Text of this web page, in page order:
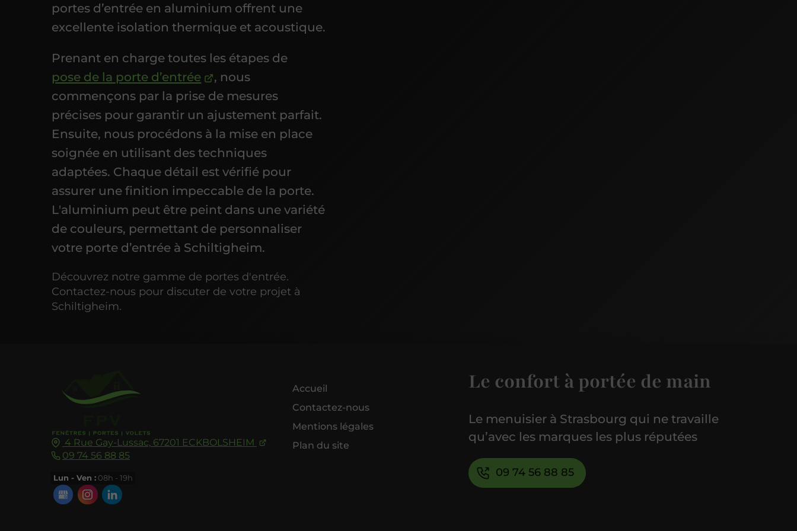
portes d’entrée en aluminium offrent une
excellente isolation thermique et acoustique.
Prenant en charge toutes les étapes de
pose de la porte d’entrée
, nous
commençons par la prise de mesures
précises pour garantir un ajustement parfait.
Ensuite, nous procédons à la mise en place
soignée en utilisant des techniques
adaptées. Chaque détail est vérifié pour
assurer une finition impeccable de la porte.
L'aluminium peut être peint dans une variété
de couleurs, permettant de personnaliser
votre porte d’entrée à Schiltigheim.
Découvrez notre gamme de portes d'entrée.
Contactez-nous pour discuter de votre projet à
Schiltigheim.
4 Rue Gay-Lussac, 67201 ECKBOLSHEIM
09 74 56 88 85
Lun - Ven :08h - 19h
Accueil
Contactez-nous
Mentions légales
Plan du site
Le confort à portée de main
Le menuisier à Strasbourg qui ne travaille
qu’avec les marques les plus réputées
09 74 56 88 85